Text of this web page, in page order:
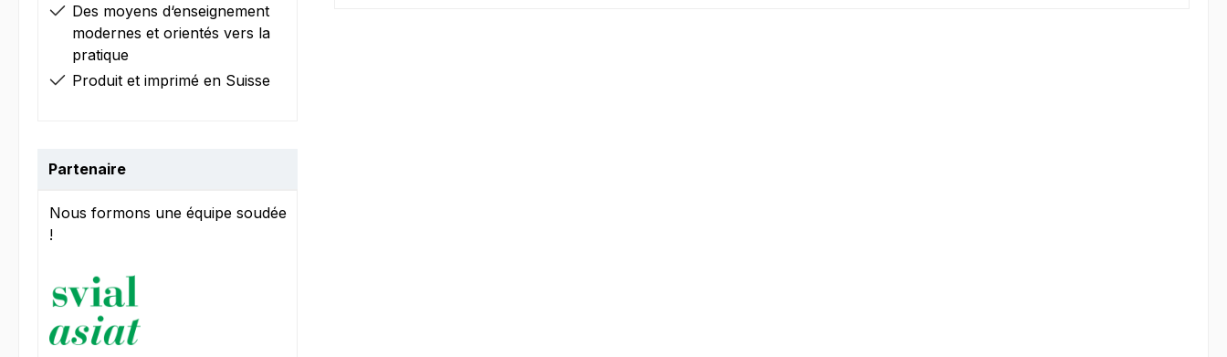
Des moyens d‘enseignement
modernes et orientés vers la
pratique
Produit et imprimé en Suisse
Partenaire
Nous formons une équipe soudée
!